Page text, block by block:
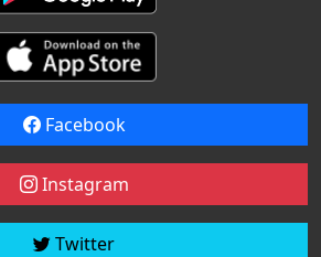
Facebook
Instagram
Twitter